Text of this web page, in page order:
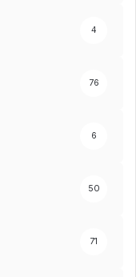
4
76
6
50
71